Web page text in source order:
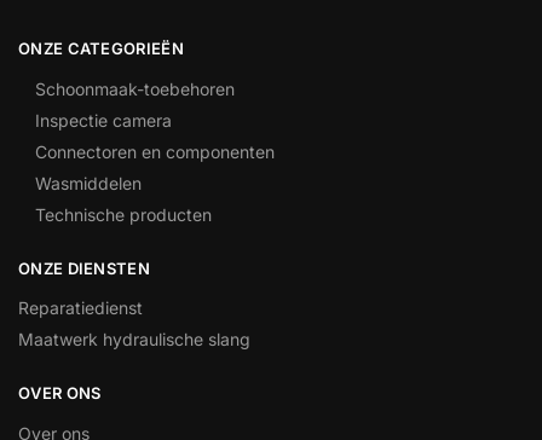
ONZE CATEGORIEËN
Schoonmaak-toebehoren
Inspectie camera
Connectoren en componenten
Wasmiddelen
Technische producten
ONZE DIENSTEN
Reparatiedienst
Maatwerk hydraulische slang
OVER ONS
Over ons